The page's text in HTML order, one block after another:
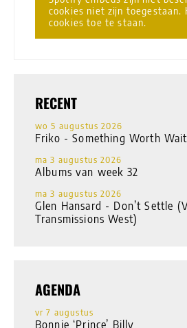
cookies niet zijn toegestaan.
cookies toe te staan.
RECENT
wo 5 augustus 2026
Friko - Something Worth
ma 3 augustus 2026
Albums van week 32
ma 3 augustus 2026
Glen Hansard - Don’t Settle
Transmissions West)
AGENDA
vr 7 augustus
Bonnie ‘Prince’ Billy